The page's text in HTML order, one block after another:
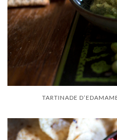
TARTINADE